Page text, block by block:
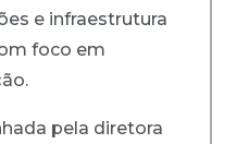
e infraestrutura
foco em
pela diretora